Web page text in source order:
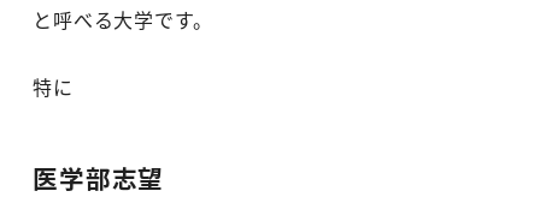
と呼べる大学です。
特に
医学部志望